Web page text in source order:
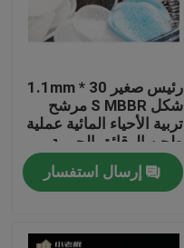
رئيس صغير 30 * 1.1mm
شكل S MBBR مرشح
تربية الأحياء المائية عملية
طحن الرقائق الحيوية
إرسال استفسار